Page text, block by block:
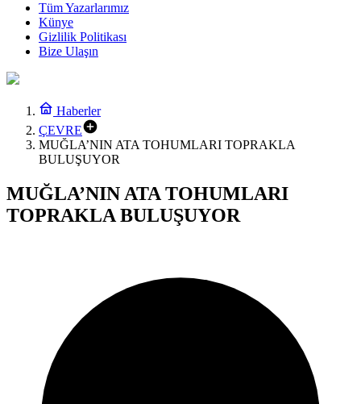
Tüm Yazarlarımız
Künye
Gizlilik Politikası
Bize Ulaşın
Haberler
ÇEVRE
MUĞLA’NIN ATA TOHUMLARI TOPRAKLA
BULUŞUYOR
MUĞLA’NIN ATA TOHUMLARI
TOPRAKLA BULUŞUYOR